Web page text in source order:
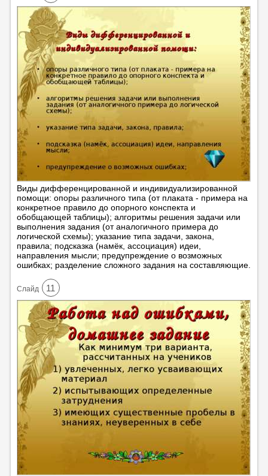
Виды дифференцированной и индивидуализированной
помощи: опоры различного типа (от плаката - примера на
конкретное правило до опорного конспекта и
обобщающей таблицы); алгоритмы решения задачи или
выполнения задания (от аналогичного примера до
логической схемы); указание типа задачи, закона,
правила; подсказка (намёк, ассоциация) идеи,
направления мысли; предупреждение о возможных
ошибках; разделение сложного задания на составляющие.
Cлайд 11